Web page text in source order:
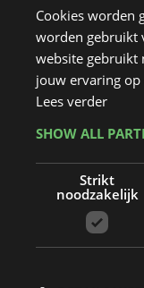
Cookies worden
worden gebruikt
website gebruikt
jouw ervaring op
Lees verder
SHOW ALL
Strikt
noodzakelijk